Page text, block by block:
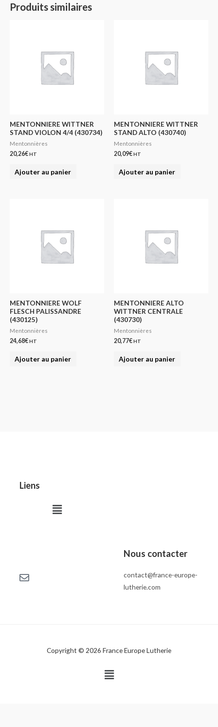
Produits similaires
MENTONNIERE WITTNER
STAND VIOLON 4/4 (430734)
Mentonnières
20,26€HT
Ajouter au panier
MENTONNIERE WITTNER
STAND ALTO (430740)
Mentonnières
20,09€HT
Ajouter au panier
MENTONNIERE WOLF
FLESCH PALISSANDRE
(430125)
Mentonnières
24,68€HT
Ajouter au panier
MENTONNIERE ALTO
WITTNER CENTRALE
(430730)
Mentonnières
20,77€HT
Ajouter au panier
Liens
Menu
Nous contacter
contact@france-europe-
lutherie.com
Copyright © 2026 France Europe Lutherie
Menu